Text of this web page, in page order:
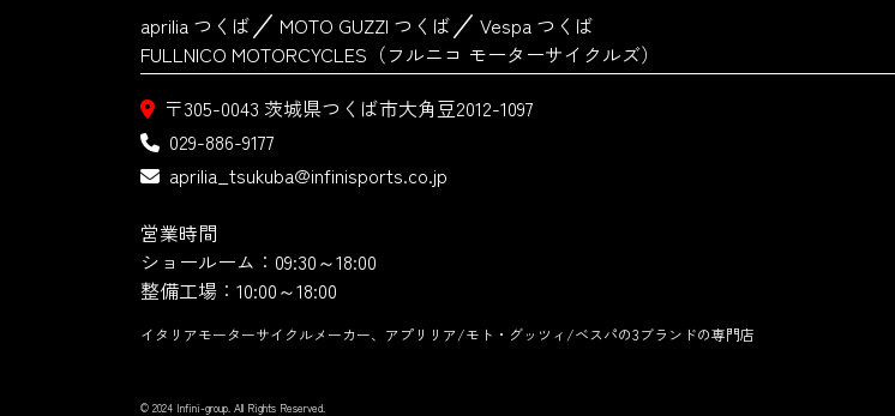
aprilia つくば MOTO GUZZI つくば
Vespa つくば
FULLNICO MOTORCYCLES（フルニコ モーターサイクルズ）
〒305-0043 茨城県つくば市大角豆2012-1097
029-886-9177
aprilia_tsukuba@infinisports.co.jp
営業時間
ショールーム：09:30～18:00
整備工場：10:00～18:00
イタリアモーターサイクルメーカー、アプリリア/モト・グッツィ/ベスパの3ブランドの専門店
© 2024 Infini-group. All Rights Reserved.